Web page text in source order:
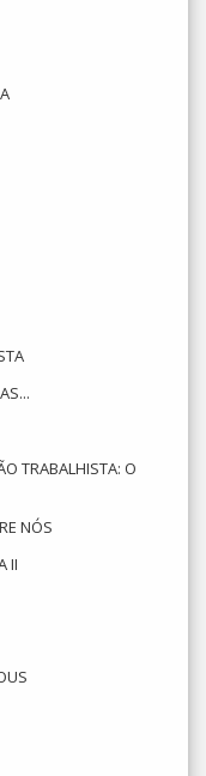
TRABALHISTA: O
NÓS
II